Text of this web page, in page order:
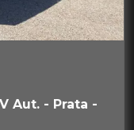
Aut. - Prata -